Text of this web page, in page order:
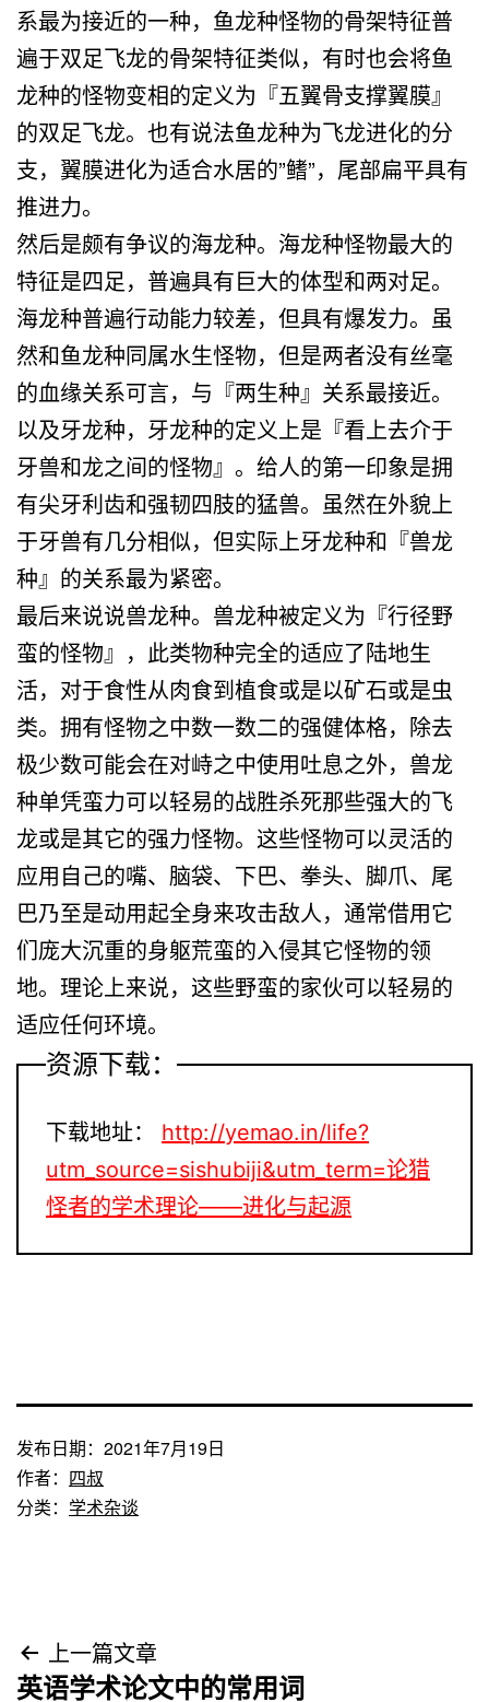
系最为接近的一种，鱼龙种怪物的骨架特征普
遍于双足飞龙的骨架特征类似，有时也会将鱼
龙种的怪物变相的定义为『五翼骨支撑翼膜』
的双足飞龙。也有说法鱼龙种为飞龙进化的分
支，翼膜进化为适合水居的”鳍”，尾部扁平具有
推进力。
然后是颇有争议的海龙种。海龙种怪物最大的
特征是四足，普遍具有巨大的体型和两对足。
海龙种普遍行动能力较差，但具有爆发力。虽
然和鱼龙种同属水生怪物，但是两者没有丝毫
的血缘关系可言，与『两生种』关系最接近。
以及牙龙种，牙龙种的定义上是『看上去介于
牙兽和龙之间的怪物』。给人的第一印象是拥
有尖牙利齿和强韧四肢的猛兽。虽然在外貌上
于牙兽有几分相似，但实际上牙龙种和『兽龙
种』的关系最为紧密。
最后来说说兽龙种。兽龙种被定义为『行径野
蛮的怪物』，此类物种完全的适应了陆地生
活，对于食性从肉食到植食或是以矿石或是虫
类。拥有怪物之中数一数二的强健体格，除去
极少数可能会在对峙之中使用吐息之外，兽龙
种单凭蛮力可以轻易的战胜杀死那些强大的飞
龙或是其它的强力怪物。这些怪物可以灵活的
应用自己的嘴、脑袋、下巴、拳头、脚爪、尾
巴乃至是动用起全身来攻击敌人，通常借用它
们庞大沉重的身躯荒蛮的入侵其它怪物的领
地。理论上来说，这些野蛮的家伙可以轻易的
适应任何环境。
资源下载：
下载地址：
http://yemao.in/life?
utm_source=sishubiji&utm_term=论猎
怪者的学术理论——进化与起源
发布日期： 2021年7月19日
作者： 四叔
分类： 学术杂谈
文上一篇文章
英语学术论文中的常用词